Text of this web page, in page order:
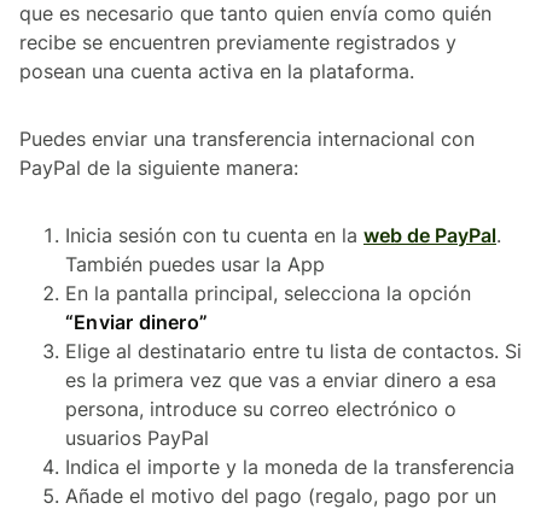
que es necesario que tanto quien envía como quién
recibe se encuentren previamente registrados y
posean una cuenta activa en la plataforma.
Puedes enviar una transferencia internacional con
PayPal de la siguiente manera:
Inicia sesión con tu cuenta en la web de PayPal.
También puedes usar la App
En la pantalla principal, selecciona la opción
“Enviar dinero”
Elige al destinatario entre tu lista de contactos. Si
es la primera vez que vas a enviar dinero a esa
persona, introduce su correo electrónico o
usuarios PayPal
Indica el importe y la moneda de la transferencia
Añade el motivo del pago (regalo, pago por un